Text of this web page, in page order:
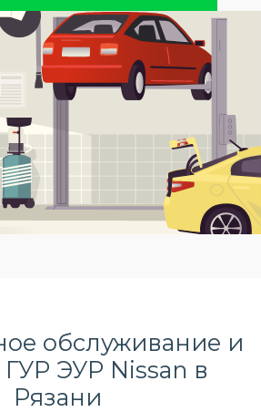
обслуживание и
ЭУР Nissan в
Рязани